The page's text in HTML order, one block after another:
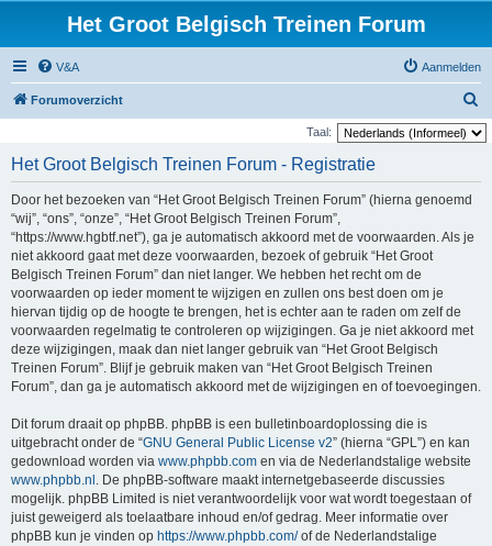
Het Groot Belgisch Treinen Forum
V&A Aanmelden
Forumoverzicht
o
Taal:
Het Groot Belgisch Treinen Forum - Registratie
Door het bezoeken van “Het Groot Belgisch Treinen Forum” (hierna genoemd
“wij”, “ons”, “onze”, “Het Groot Belgisch Treinen Forum”,
“https://www.hgbtf.net”), ga je automatisch akkoord met de voorwaarden. Als je
niet akkoord gaat met deze voorwaarden, bezoek of gebruik “Het Groot
Belgisch Treinen Forum” dan niet langer. We hebben het recht om de
voorwaarden op ieder moment te wijzigen en zullen ons best doen om je
hiervan tijdig op de hoogte te brengen, het is echter aan te raden om zelf de
voorwaarden regelmatig te controleren op wijzigingen. Ga je niet akkoord met
deze wijzigingen, maak dan niet langer gebruik van “Het Groot Belgisch
Treinen Forum”. Blijf je gebruik maken van “Het Groot Belgisch Treinen
Forum”, dan ga je automatisch akkoord met de wijzigingen en of toevoegingen.
Dit forum draait op phpBB. phpBB is een bulletinboardoplossing die is
uitgebracht onder de “GNU General Public License v2” (hierna “GPL”) en kan
gedownload worden via www.phpbb.com en via de Nederlandstalige website
www.phpbb.nl . De phpBB-software maakt internetgebaseerde discussies
mogelijk. phpBB Limited is niet verantwoordelijk voor wat wordt toegestaan of
juist geweigerd als toelaatbare inhoud en/of gedrag. Meer informatie over
phpBB kun je vinden op https://www.phpbb.com/of de Nederlandstalige